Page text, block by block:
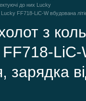
до них Lucky
FF718-LiC-W вбудована
з
LiC-
зарядка